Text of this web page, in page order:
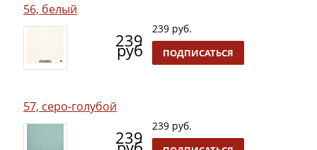
56, белый
239
руб
239 руб.
ПОДПИСАТЬСЯ
57, серо-голубой
239
239 руб.